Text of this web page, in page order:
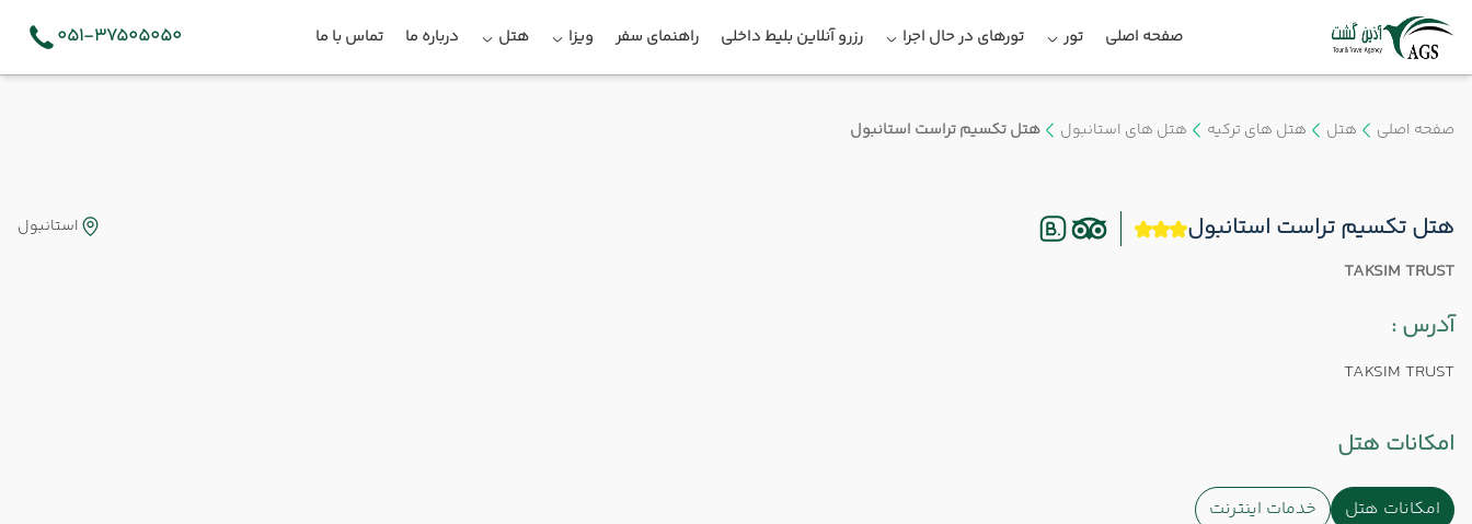
صفحه اصلی تور تورهای در حال اجرا رزرو آنلاین بلیط داخلی راهنمای سفر ویزا هتل درباره ما تماس با ما 051-37505050
صفحه اصلی هتل هتل های ترکیه هتل های استانبول هتل تکسیم تراست استانبول
هتل تکسیم تراست استانبول
TAKSIM TRUST
استانبول
آدرس :
TAKSIM TRUST
امکانات هتل
امکانات هتل خدمات اینترنت